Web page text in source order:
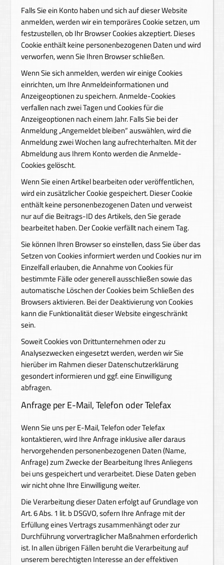
Falls Sie ein Konto haben und sich auf dieser Website
anmelden, werden wir ein temporäres Cookie setzen, um
festzustellen, ob Ihr Browser Cookies akzeptiert. Dieses
Cookie enthält keine personenbezogenen Daten und wird
verworfen, wenn Sie Ihren Browser schließen.
Wenn Sie sich anmelden, werden wir einige Cookies
einrichten, um Ihre Anmeldeinformationen und
Anzeigeoptionen zu speichern. Anmelde-Cookies
verfallen nach zwei Tagen und Cookies für die
Anzeigeoptionen nach einem Jahr. Falls Sie bei der
Anmeldung „Angemeldet bleiben“ auswählen, wird die
Anmeldung zwei Wochen lang aufrechterhalten. Mit der
Abmeldung aus Ihrem Konto werden die Anmelde-
Cookies gelöscht.
Wenn Sie einen Artikel bearbeiten oder veröffentlichen,
wird ein zusätzlicher Cookie gespeichert. Dieser Cookie
enthält keine personenbezogenen Daten und verweist
nur auf die Beitrags-ID des Artikels, den Sie gerade
bearbeitet haben. Der Cookie verfällt nach einem Tag.
Sie können Ihren Browser so einstellen, dass Sie über das
Setzen von Cookies informiert werden und Cookies nur im
Einzelfall erlauben, die Annahme von Cookies für
bestimmte Fälle oder generell ausschließen sowie das
automatische Löschen der Cookies beim Schließen des
Browsers aktivieren. Bei der Deaktivierung von Cookies
kann die Funktionalität dieser Website eingeschränkt
sein.
Soweit Cookies von Drittunternehmen oder zu
Analysezwecken eingesetzt werden, werden wir Sie
hierüber im Rahmen dieser Datenschutzerklärung
gesondert informieren und ggf. eine Einwilligung
abfragen.
Anfrage per E-Mail, Telefon oder Telefax
Wenn Sie uns per E-Mail, Telefon oder Telefax
kontaktieren, wird Ihre Anfrage inklusive aller daraus
hervorgehenden personenbezogenen Daten (Name,
Anfrage) zum Zwecke der Bearbeitung Ihres Anliegens
bei uns gespeichert und verarbeitet. Diese Daten geben
wir nicht ohne Ihre Einwilligung weiter.
Die Verarbeitung dieser Daten erfolgt auf Grundlage von
Art. 6 Abs. 1 lit. b DSGVO, sofern Ihre Anfrage mit der
Erfüllung eines Vertrags zusammenhängt oder zur
Durchführung vorvertraglicher Maßnahmen erforderlich
ist. In allen übrigen Fällen beruht die Verarbeitung auf
unserem berechtigten Interesse an der effektiven